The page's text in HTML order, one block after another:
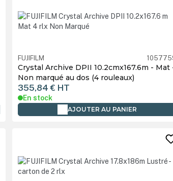
FUJIFILM
Crystal Archive DPII 10.2cmx167.6m - Mat
Non marqué au dos (4 rouleaux)
355,84 € HT
En stock
AJOUTER AU PANIER